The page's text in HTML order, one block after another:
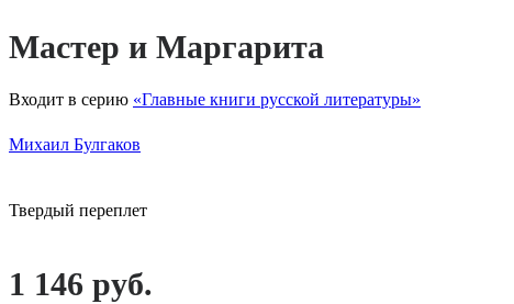
Мастер и Маргарита
Входит в серию «Главные книги русской литературы»
Михаил Булгаков
Твердый переплет
1 146 руб.